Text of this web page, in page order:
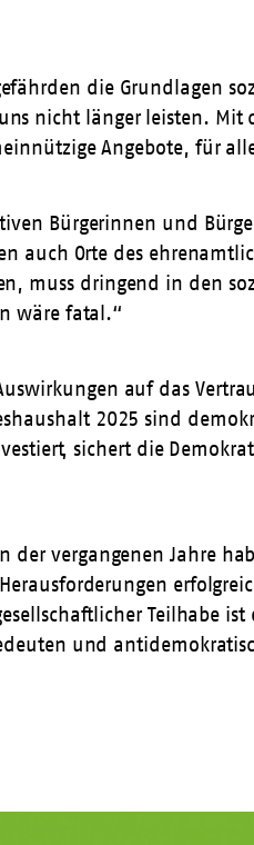
die Grundlagen
nicht länger leisten. Mit
Angebote, für
Bürgerinnen und
auch Orte des
muss dringend in den
wäre fatal.“
auf das
2025 sind
sichert die
der vergangenen Jahre
Teilhabe ist
und